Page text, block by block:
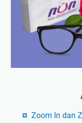
Zoom In dan